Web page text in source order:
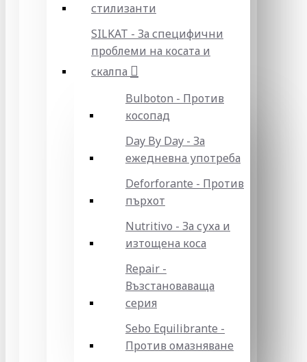
стилизанти
SILKAT - За специфични
проблеми на косата и
скалпа
Bulboton - Против
косопад
Day By Day - За
ежедневна употреба
Deforforante - Против
пърхот
Nutritivo - За суха и
изтощена коса
Repair -
Възстановаваща
серия
Sebo Equilibrante -
Против омазняване